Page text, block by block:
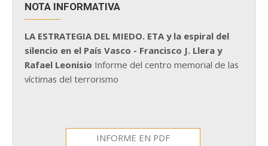
NOTA INFORMATIVA
LA ESTRATEGIA DEL MIEDO. ETA y la espiral del
silencio en el País Vasco - Francisco J. Llera y
Rafael Leonisio Informe del centro memorial de las
víctimas del terrorismo
INFORME EN PDF